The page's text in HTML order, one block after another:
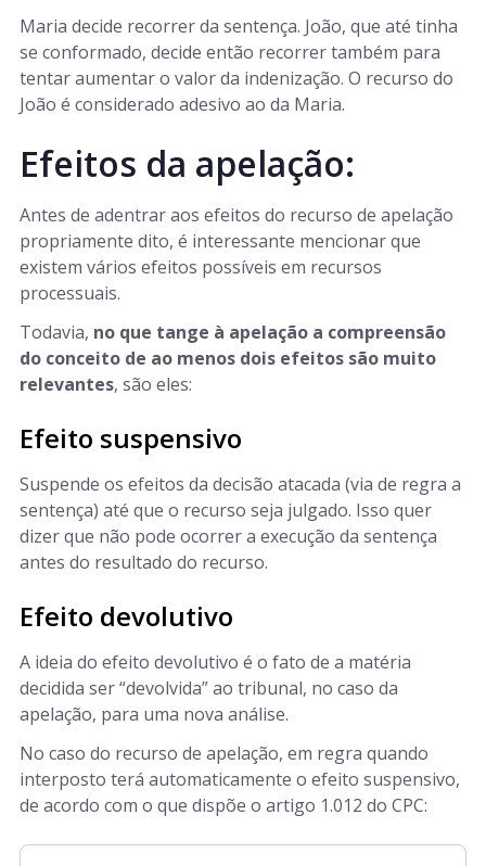
Maria decide recorrer da sentença. João, que até tinha
se conformado, decide então recorrer também para
tentar aumentar o valor da indenização. O recurso do
João é considerado adesivo ao da Maria.
Efeitos da apelação:
Antes de adentrar aos efeitos do recurso de apelação
propriamente dito, é interessante mencionar que
existem vários efeitos possíveis em recursos
processuais.
Todavia, no que tange à apelação a compreensão
do conceito de ao menos dois efeitos são muito
relevantes, são eles:
Efeito suspensivo
Suspende os efeitos da decisão atacada (via de regra a
sentença) até que o recurso seja julgado. Isso quer
dizer que não pode ocorrer a execução da sentença
antes do resultado do recurso.
Efeito devolutivo
A ideia do efeito devolutivo é o fato de a matéria
decidida ser “devolvida” ao tribunal, no caso da
apelação, para uma nova análise.
No caso do recurso de apelação, em regra quando
interposto terá automaticamente o efeito suspensivo,
de acordo com o que dispõe o artigo 1.012 do CPC: